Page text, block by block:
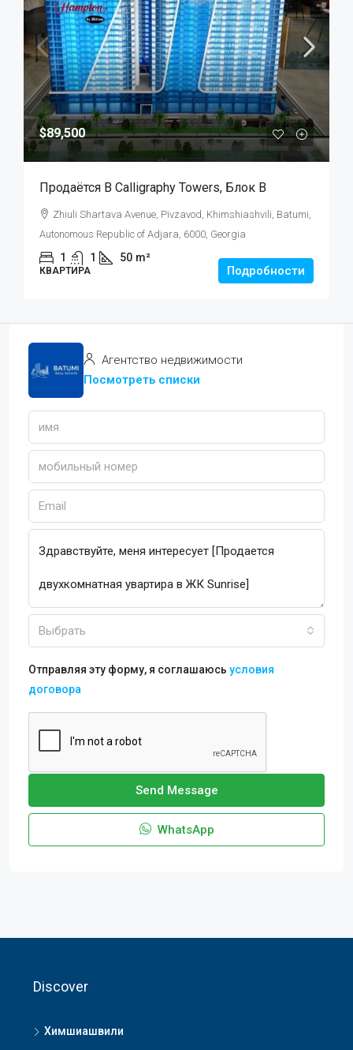
$89,500
Продаётся В Calligraphy Towers, Блок B
Zhiuli Shartava Avenue, Pivzavod, Khimshiashvili, Batumi,
Autonomous Republic of Adjara, 6000, Georgia
1 1 50 m²
КВАРТИРА Подробности
Агентство недвижимости
Посмотреть списки
Выбрать
Отправляя эту форму, я соглашаюсь условия
договора
Send Message
WhatsApp
Discover
Химшиашвили